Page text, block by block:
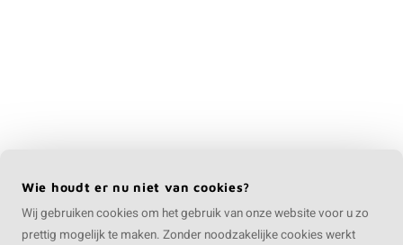
Wie houdt er nu niet van cookies?
Wij gebruiken cookies om het gebruik van onze website voor u zo
prettig mogelijk te maken. Zonder noodzakelijke cookies werkt